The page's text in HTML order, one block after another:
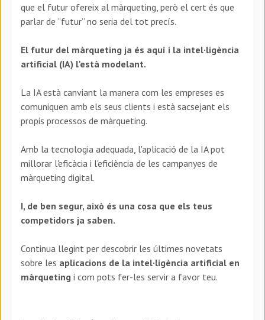
que el futur ofereix al màrqueting, però el cert és que
parlar de “futur” no seria del tot precís.
El futur del màrqueting ja és aquí i la intel·ligència
artificial (IA) l'està modelant.
La IA està canviant la manera com les empreses es
comuniquen amb els seus clients i està sacsejant els
propis processos de màrqueting.
Amb la tecnologia adequada, l'aplicació de la IA pot
millorar l'eficàcia i l'eficiència de les campanyes de
màrqueting digital.
I, de ben segur, això és una cosa que els teus
competidors ja saben.
Continua llegint per descobrir les últimes novetats
sobre les aplicacions de la intel·ligència artificial en
màrqueting i com pots fer-les servir a favor teu.